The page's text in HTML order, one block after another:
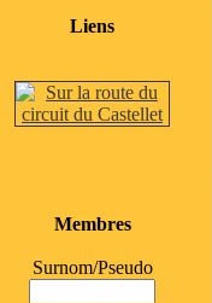
Liens
Membres
Surnom/Pseudo